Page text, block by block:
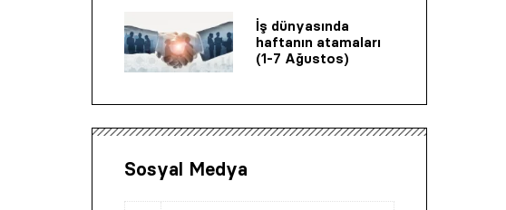
İş dünyasında
haftanın atamaları
(1-7 Ağustos)
Sosyal Medya